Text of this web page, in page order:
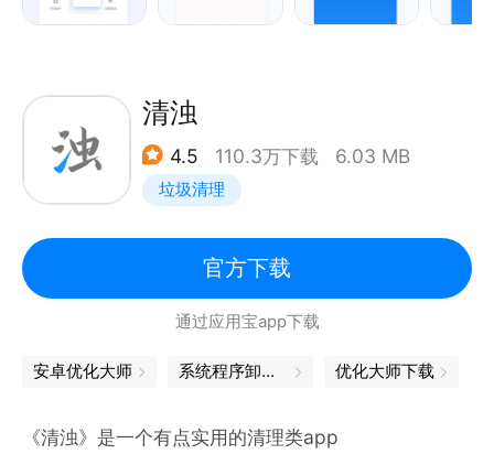
【流量话费】实时流量话费监控，防止流量偷跑、话费
【软件锁】隐私应用上锁，不怕隐私泄露有保障
【通知清理】智能通知管家，让烦人的通知收纳起来
想了解我们的新动态吗？
微信公共账号：baidusjws
QQ交流群：119723959
清浊
4.5 110.3万下载 6.03 MB
垃圾清理
官方下载
通过应用宝app下载
安卓优化大师 系统程序卸载器 优化大师下载
《清浊》是一个有点实用的清理类app